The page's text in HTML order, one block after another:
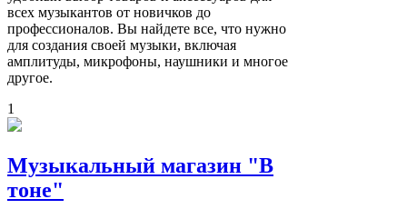
всех музыкантов от новичков до
профессионалов. Вы найдете все, что нужно
для создания своей музыки, включая
амплитуды, микрофоны, наушники и многое
другое.
1
Музыкальный магазин "В
тоне"